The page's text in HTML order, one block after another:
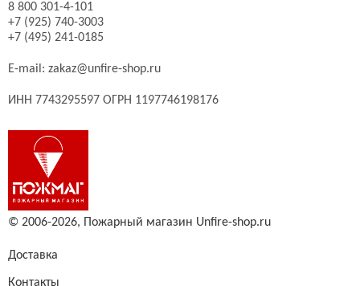
8 800 301-4-101
+7 (925) 740-3003
+7 (495) 241-0185
E-mail: zakaz@unfire-shop.ru
ИНН 7743295597 ОГРН 1197746198176
© 2006-2026, Пожарный магазин Unfire-shop.ru
Доставка
Контакты